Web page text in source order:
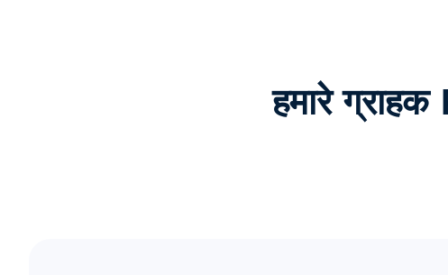
हमारे